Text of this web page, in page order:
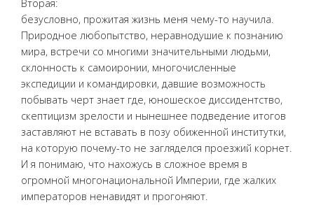
Вторая:
безусловно, прожитая жизнь меня чему-то научила.
Природное любопытство, неравнодушие к познанию
мира, встречи со многими значительными людьми,
склонность к самоиронии, многочисленные
экспедиции и командировки, давшие возможность
побывать черт знает где, юношеское диссидентство,
скептицизм зрелости и нынешнее подведение итогов
заставляют не вставать в позу обиженной институтки,
на которую почему-то не загляделся проезжий корнет.
И я понимаю, что нахожусь в сложное время в
огромной многонациональной Империи, где жалких
императоров ненавидят и прогоняют.